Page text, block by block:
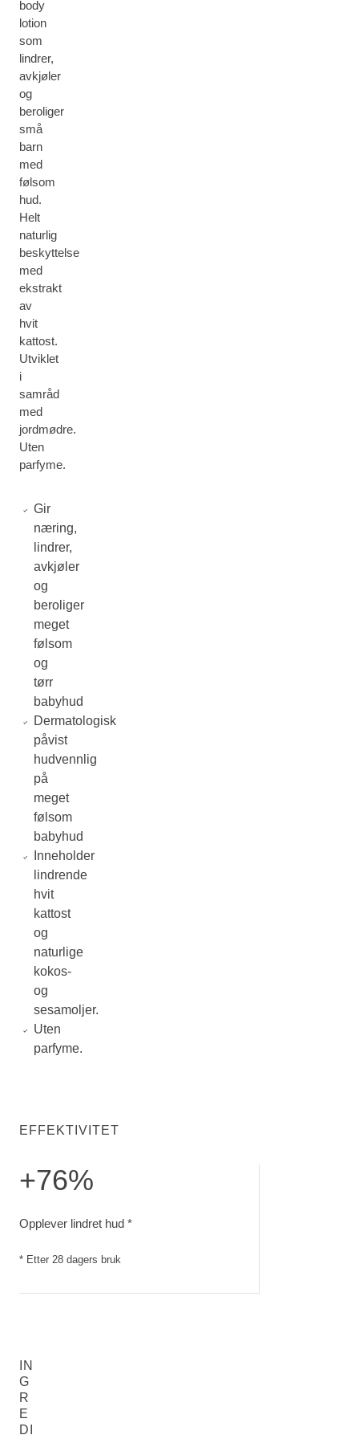
body
lotion
som
lindrer,
avkjøler
og
beroliger
små
barn
med
følsom
hud.
Helt
naturlig
beskyttelse
med
ekstrakt
av
hvit
kattost.
Utviklet
i
samråd
med
jordmødre.
Uten
parfyme.
Gir
næring,
lindrer,
avkjøler
og
beroliger
meget
følsom
og
tørr
babyhud
Dermatologisk
påvist
hudvennlig
på
meget
følsom
babyhud
Inneholder
lindrende
hvit
kattost
og
naturlige
kokos-
og
sesamoljer.
Uten
parfyme.
EFFEKTIVITET
+76%
Opplever lindret hud *
* Etter 28 dagers bruk
IN
G
R
E
DI